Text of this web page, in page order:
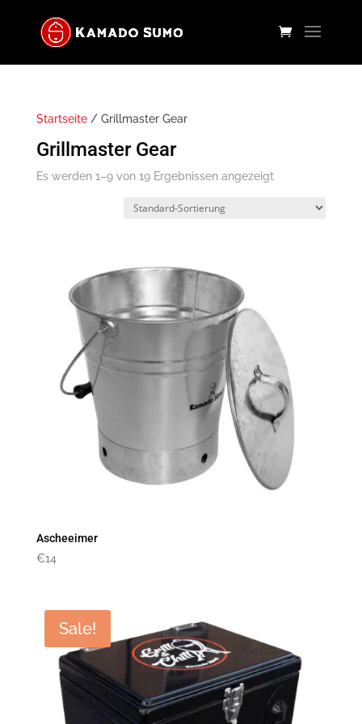
Startseite/ Grillmaster Gear
Grillmaster Gear
Es werden 1–9 von 19 Ergebnissen angezeigt
Ascheeimer
€14
Sale!